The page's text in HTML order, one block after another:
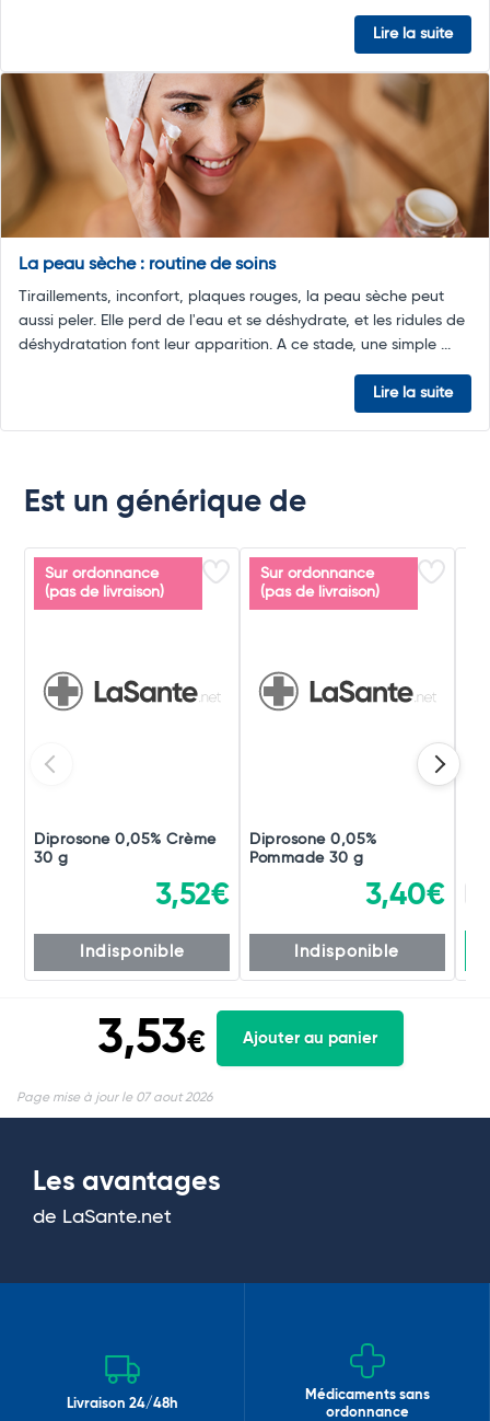
Lire la suite
La peau sèche : routine de soins
Tiraillements, inconfort, plaques rouges, la peau sèche peut
aussi peler. Elle perd de l'eau et se déshydrate, et les ridules de
déshydratation font leur apparition. A ce stade, une simple ...
Lire la suite
Est un générique de
Sur ordonnance
(pas de livraison)
Diprosone 0,05% Crème
30 g
3,52€
Indisponible
Sur ordonnance
(pas de livraison)
Diprosone 0,05%
Pommade 30 g
3,40€
Indisponible
3,53€ Ajouter au panier
Page mise à jour le 07 aout 2026
Les avantages
de LaSante.net
Livraison 24/48h
Médicaments sans
ordonnance